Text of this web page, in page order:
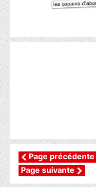
Page précédente
Page suivante